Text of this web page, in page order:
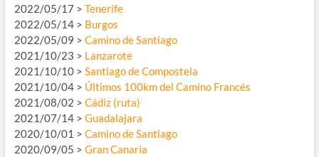
2022/05/17 > Tenerife
2022/05/14 > Burgos
2022/05/09 > Camino de Santiago
2021/10/23 > Lanzarote
2021/10/10 > Santiago de Compostela
2021/10/04 > Últimos 100km del Camino Francés
2021/08/02 > Cádiz (ruta)
2021/07/14 > Guadalajara
2020/10/01 > Camino de Santiago
2020/09/05 > Gran Canaria